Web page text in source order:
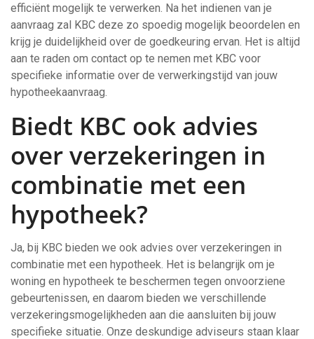
efficiënt mogelijk te verwerken. Na het indienen van je
aanvraag zal KBC deze zo spoedig mogelijk beoordelen en
krijg je duidelijkheid over de goedkeuring ervan. Het is altijd
aan te raden om contact op te nemen met KBC voor
specifieke informatie over de verwerkingstijd van jouw
hypotheekaanvraag.
Biedt KBC ook advies
over verzekeringen in
combinatie met een
hypotheek?
Ja, bij KBC bieden we ook advies over verzekeringen in
combinatie met een hypotheek. Het is belangrijk om je
woning en hypotheek te beschermen tegen onvoorziene
gebeurtenissen, en daarom bieden we verschillende
verzekeringsmogelijkheden aan die aansluiten bij jouw
specifieke situatie. Onze deskundige adviseurs staan klaar